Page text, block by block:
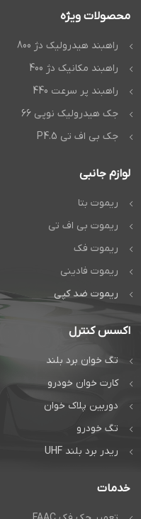
محصولات ویژه
راهبند هیدرولیک دژ 800
راهبند مکانیک دژ 400
راهبند پر سرعت 440
جک هیدرولیک نوپی 66
جک بی اف تی P4.5
لوازم جانبی
ریموت بتا
ریموت بی اف تی
ریموت فک
ریموت فادینی
ریموت ضد کپی
اکسس کنترل
تگ خوان برد بلند
کارت خوان خودرو
دوربین پلاک خوان
تگ خودرو
ریدر برد بلند UHF
خدمات